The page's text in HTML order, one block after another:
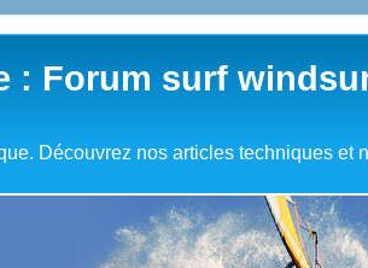
: Forum surf
Découvrez nos articles techniques et